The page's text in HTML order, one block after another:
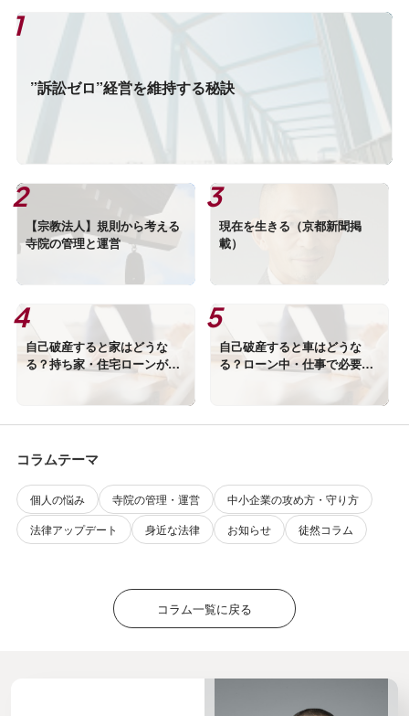
”訴訟ゼロ”経営を維持する秘訣
【宗教法人】規則から考える
寺院の管理と運営
現在を生きる（京都新聞掲
載）
自己破産すると家はどうな
る？持ち家・住宅ローンがあ
自己破産すると車はどうな
る？ローン中・仕事で必要な
コラムテーマ
個人の悩み 寺院の管理・運営
中小企業の攻め方・守り方
法律アップデート
身近な法律 お知らせ 徒然コラム
コラム一覧に戻る